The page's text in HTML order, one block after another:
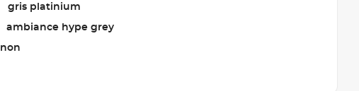
gris platinium
ambiance hype grey
non